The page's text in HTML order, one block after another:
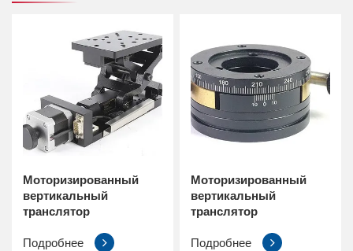
Моторизированный
вертикальный
транслятор
Подробнее
Моторизированный
вертикальный
транслятор
Подробнее